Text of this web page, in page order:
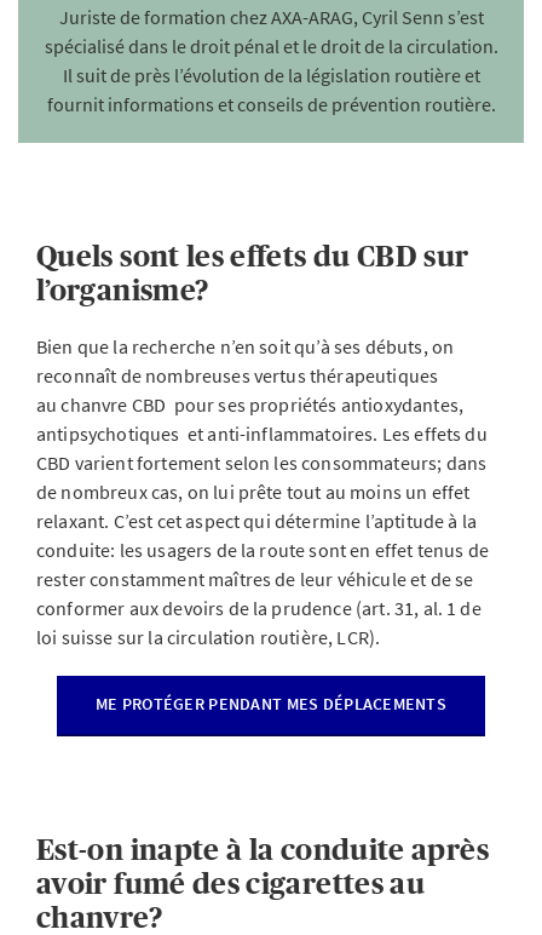
Juriste de formation chez AXA-ARAG, Cyril Senn s’est
spécialisé dans le droit pénal et le droit de la circulation.
Il suit de près l’évolution de la législation routière et
fournit informations et conseils de prévention routière.
Quels sont les effets du CBD sur
l’organisme?
Bien que la recherche n’en soit qu’à ses débuts, on
reconnaît de nombreuses vertus thérapeutiques
au chanvre CBD pour ses propriétés antioxydantes,
antipsychotiques et anti-inflammatoires. Les effets du
CBD varient fortement selon les consommateurs; dans
de nombreux cas, on lui prête tout au moins un effet
relaxant. C’est cet aspect qui détermine l’aptitude à la
conduite: les usagers de la route sont en effet tenus de
rester constamment maîtres de leur véhicule et de se
conformer aux devoirs de la prudence (art. 31, al. 1 de
loi suisse sur la circulation routière, LCR).
ME PROTÉGER PENDANT MES DÉPLACEMENTS
Est-on inapte à la conduite après
avoir fumé des cigarettes au
chanvre?